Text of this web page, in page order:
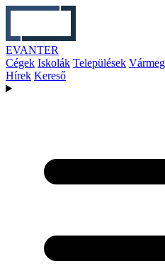
EVANTER
Cégek Iskolák Települések
Hírek Kereső